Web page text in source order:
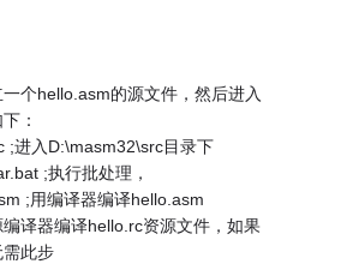
个hello.asm的源文件，然后进入
：
;进入D:\masm32\src目录下
;执行批处理，
;用编译器编译hello.asm
译器编译hello.rc资源文件，如果
此步